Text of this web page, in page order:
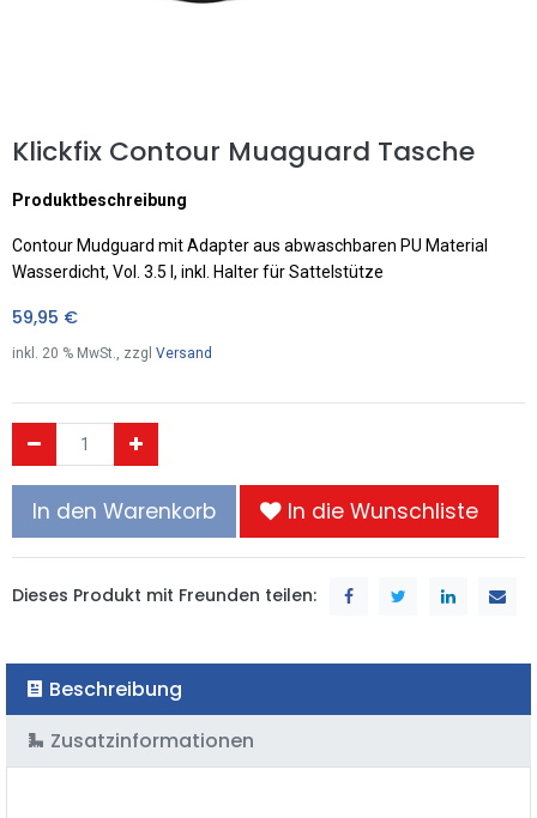
Klickfix Contour Muaguard Tasche
Produktbeschreibung
Contour Mudguard mit Adapter aus abwaschbaren PU Material
Wasserdicht, Vol. 3.5 l, inkl. Halter für Sattelstütze
59,95 €
inkl. 20 % MwSt., zzgl Versand
In den Warenkorb In die Wunschliste
Dieses Produkt mit Freunden teilen:
Beschreibung
Zusatzinformationen